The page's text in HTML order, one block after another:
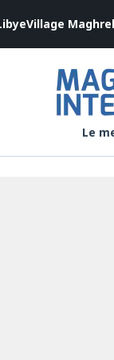
Village
Le